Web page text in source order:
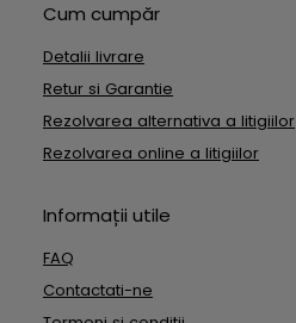
Cum cumpăr
Detalii livrare
Retur si Garantie
Rezolvarea alternativa a litigiilor
Rezolvarea online a litigiilor
Informații utile
FAQ
Contactati-ne